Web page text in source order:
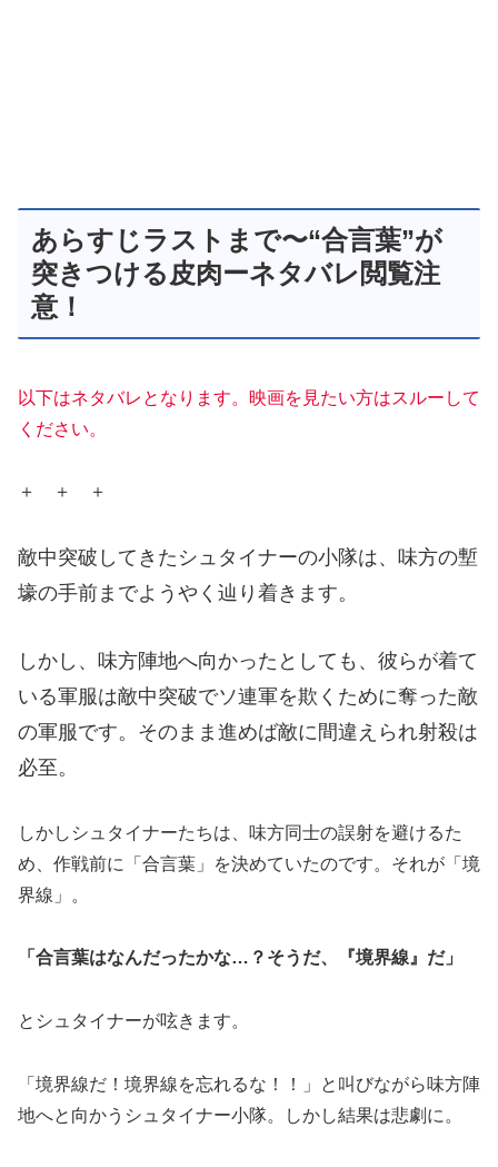
あらすじラストまで〜“合言葉”が
突きつける皮肉ーネタバレ閲覧注
意！
以下はネタバレとなります。映画を見たい方はスルーして
ください。
＋ ＋ ＋
敵中突破してきたシュタイナーの小隊は、味方の塹
壕の手前までようやく辿り着きます。
しかし、味方陣地へ向かったとしても、彼らが着て
いる軍服は敵中突破でソ連軍を欺くために奪った敵
の軍服です。 そのまま進めば敵に間違えられ射殺は
必至。
しかしシュタイナーたちは、味方同士の誤射を避けるた
め、作戦前に「合言葉」を決めていたのです。それが「境
界線」。
「合言葉はなんだったかな…？そうだ、『境界線』だ」
とシュタイナーが呟きます。
「境界線だ！境界線を忘れるな！！」と叫びながら味方陣
地へと向かうシュタイナー小隊。しかし結果は悲劇に。